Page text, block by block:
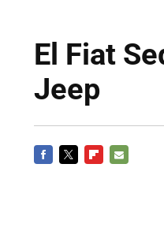
El Fiat
Jeep